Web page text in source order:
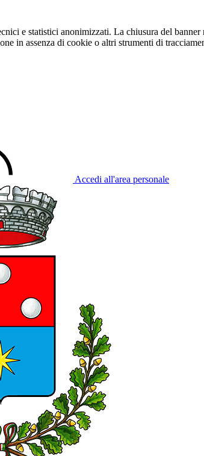
e statistici anonimizzati. La chiusura del
in assenza di cookie o altri strumenti di
Accedi all'area personale